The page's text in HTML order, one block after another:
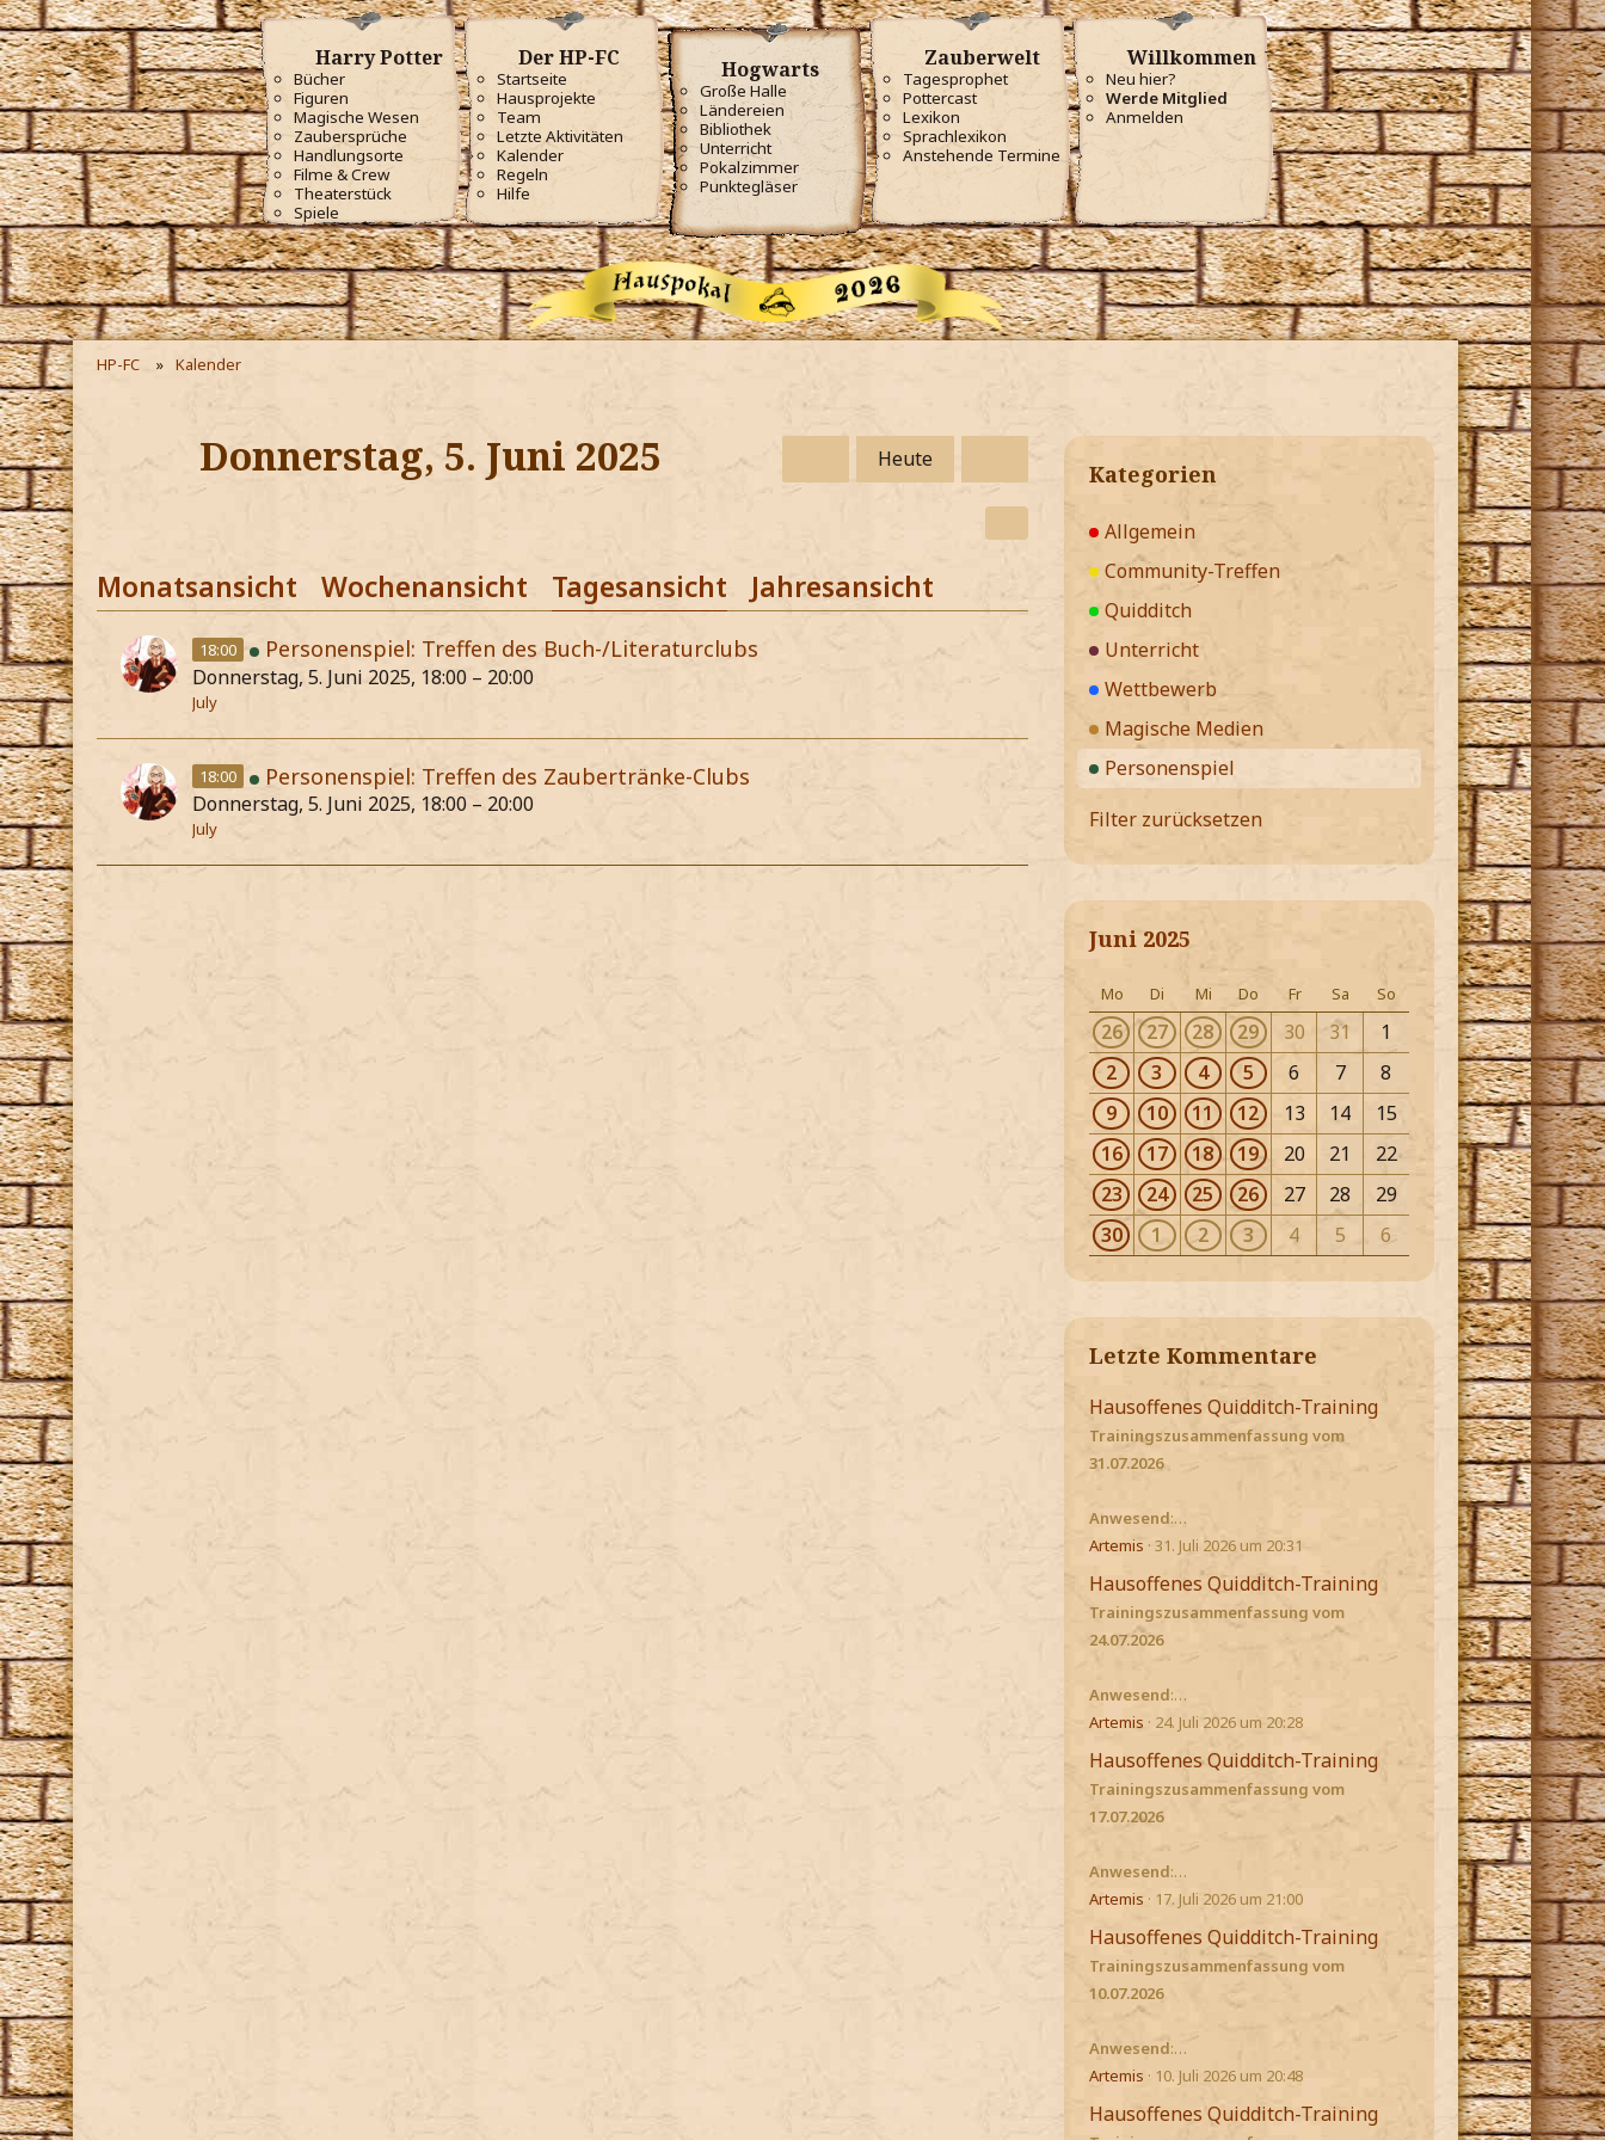
Harry Potter
Bücher
Figuren
Magische Wesen
Zaubersprüche
Handlungsorte
Filme & Crew
Theaterstück
Spiele
Der HP-FC
Startseite
Hausprojekte
Team
Letzte Aktivitäten
Kalender
Regeln
Hilfe
Hogwarts
Große Halle
Ländereien
Bibliothek
Unterricht
Pokalzimmer
Punktegläser
Zauberwelt
Tagesprophet
Pottercast
Lexikon
Sprachlexikon
Anstehende Termine
Willkommen
Neu hier?
Werde Mitglied
Anmelden
HP-FC Kalender
Donnerstag, 5. Juni 2025 Heute
Monatsansicht Wochenansicht Tagesansicht Jahresansicht
18:00 Personenspiel: Treffen des Buch-/Literaturclubs
Donnerstag, 5. Juni 2025, 18:00 – 20:00
July
18:00 Personenspiel: Treffen des Zaubertränke-Clubs
Donnerstag, 5. Juni 2025, 18:00 – 20:00
July
Kategorien
Allgemein
Community-Treffen
Quidditch
Unterricht
Wettbewerb
Magische Medien
Personenspiel
Filter zurücksetzen
Juni 2025
Mo Di Mi Do Fr Sa So
26 27 28 29 30 31
1
2
3 4 5 6 7
8
9
10 11 12 13 14
15
16
17 18 19 20 21
22
23
24 25 26 27 28
29
30
1 2 3 4 5 6
Letzte Kommentare
Hausoffenes Quidditch-Training
Trainingszusammenfassung vom
31.07.2026
Anwesend:…
Artemis 31. Juli 2026 um 20:31
Hausoffenes Quidditch-Training
Trainingszusammenfassung vom
24.07.2026
Anwesend:…
Artemis
24. Juli 2026 um 20:28
Hausoffenes Quidditch-Training
Trainingszusammenfassung vom
17.07.2026
Anwesend:…
Artemis
17. Juli 2026 um 21:00
Hausoffenes Quidditch-Training
Trainingszusammenfassung vom
10.07.2026
Anwesend:…
Artemis
10. Juli 2026 um 20:48
Hausoffenes Quidditch-Training